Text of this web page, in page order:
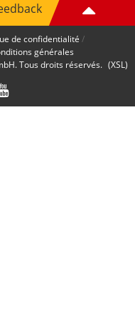
de confidentialité
générales
. Tous droits réservés. (XSL)